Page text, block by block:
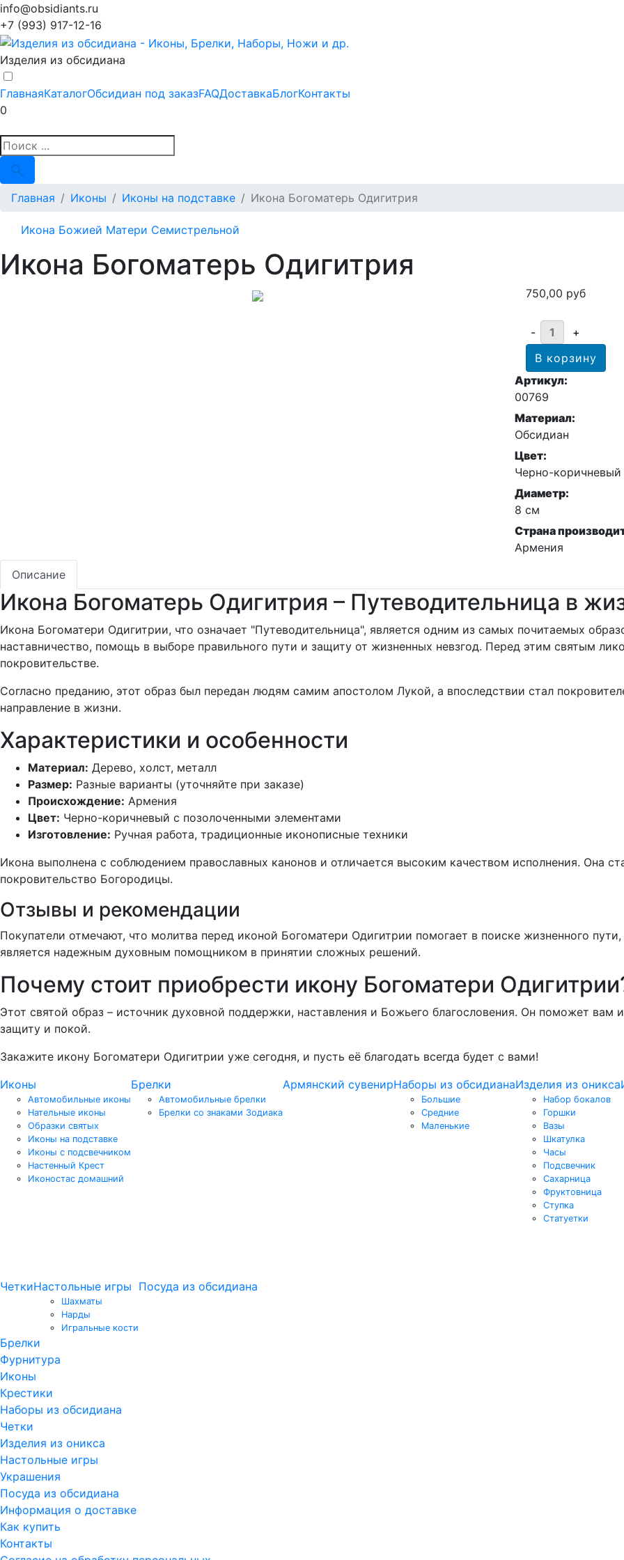
info@obsidiants.ru
+7 (993) 917-12-16
Изделия из обсидиана
ГлавнаяКаталогОбсидиан под заказFAQДоставкаБлогКонтакты
0
Главная Иконы Иконы на подставке Икона Богоматерь Одигитрия
Икона Божией Матери Семистрельной
Икона Богоматерь Одигитрия
750,00 руб
Артикул:
00769
Материал:
Обсидиан
Цвет:
Черно-коричневый
Диаметр:
8 см
Страна
Армения
Описание
Икона Богоматерь Одигитрия – Путеводительница в
Икона Богоматери Одигитрии, что означает "Путеводительница", является одним из самых почитаемых
наставничество, помощь в выборе правильного пути и защиту от жизненных невзгод. Перед этим святым
покровительстве.
Согласно преданию, этот образ был передан людям самим апостолом Лукой, а впоследствии стал
направление в жизни.
Характеристики и особенности
Материал: Дерево, холст, металл
Размер: Разные варианты (уточняйте при заказе)
Происхождение: Армения
Цвет: Черно-коричневый с позолоченными элементами
Изготовление: Ручная работа, традиционные иконописные техники
Икона выполнена с соблюдением православных канонов и отличается высоким качеством исполнения. Она
покровительство Богородицы.
Отзывы и рекомендации
Покупатели отмечают, что молитва перед иконой Богоматери Одигитрии помогает в поиске жизненного
является надежным духовным помощником в принятии сложных решений.
Почему стоит приобрести икону Богоматери
Этот святой образ – источник духовной поддержки, наставления и Божьего благословения. Он поможет
защиту и покой.
Закажите икону Богоматери Одигитрии уже сегодня, и пусть её благодать всегда будет с вами!
Иконы
Автомобильные иконы
Нательные иконы
Образки святых
Иконы на подставке
Иконы с подсвечником
Настенный Крест
Иконостас домашний
Брелки
Автомобильные брелки
Брелки со знаками Зодиака
Армянский сувенирНаборы из обсидиана
Большие
Средние
Маленькие
Изделия из оникса
Набор бокалов
Горшки
Вазы
Шкатулка
Часы
Подсвечник
Сахарница
Фруктовница
Ступка
Статуетки
ЧеткиНастольные игры
Шахматы
Нарды
Игральные кости
Посуда из обсидиана
Брелки
Фурнитура
Иконы
Крестики
Наборы из обсидиана
Четки
Изделия из оникса
Настольные игры
Украшения
Посуда из обсидиана
Информация о доставке
Как купить
Контакты